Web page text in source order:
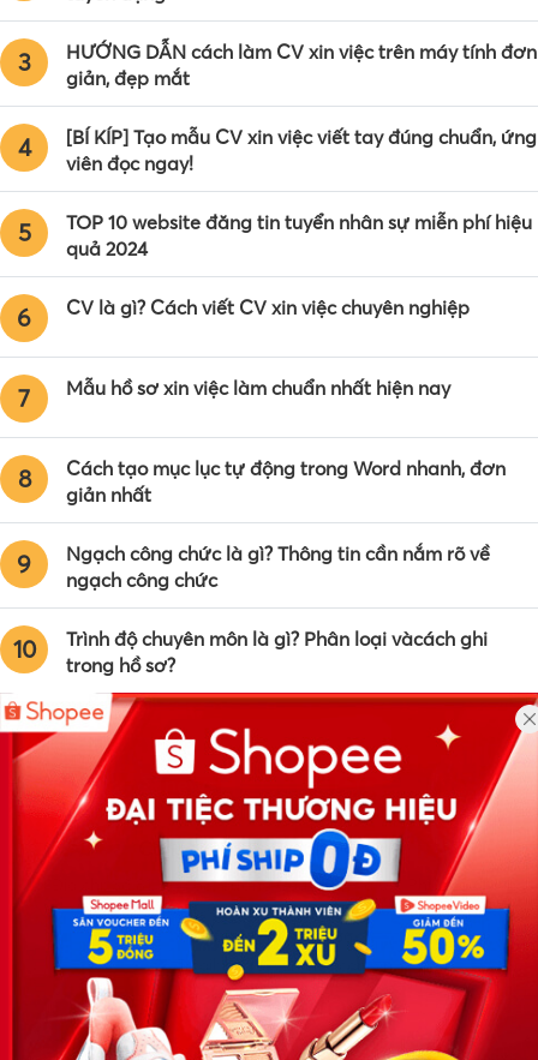
3
HƯỚNG DẪN cách làm CV xin việc trên máy tính đơn
giản, đẹp mắt
4
[BÍ KÍP] Tạo mẫu CV xin việc viết tay đúng chuẩn, ứng
viên đọc ngay!
5
TOP 10 website đăng tin tuyển nhân sự miễn phí hiệu
quả 2024
6 CV là gì? Cách viết CV xin việc chuyên nghiệp
7 Mẫu hồ sơ xin việc làm chuẩn nhất hiện nay
8
Cách tạo mục lục tự động trong Word nhanh, đơn
giản nhất
9
Ngạch công chức là gì? Thông tin cần nắm rõ về
ngạch công chức
10
Trình độ chuyên môn là gì? Phân loại vàcách ghi
trong hồ sơ?
Công ty TNHH Eyeplus Online
Địa chỉ: Số 81, ngõ 68, đường Cầu Giấy, Tổ 05, Phường Quan
Hoa, Quận Cầu Giấy, TP Hà Nội, Việt Nam
SĐT: 0981 448 766
Email:
hotro@timviec.com.vn
VỀ CHÚNG TÔI